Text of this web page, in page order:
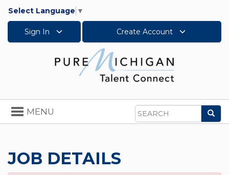
Select Language ▼
Sign In Create Account
Search
Toggle
navigation
MENU
JOB DETAILS